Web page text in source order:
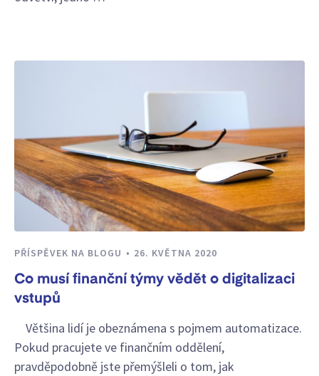
PŘÍSPĚVEK NA BLOGU 26. KVĚTNA 2020
Co musí finanční týmy vědět o digitalizaci
vstupů
Většina lidí je obeznámena s pojmem automatizace.
Pokud pracujete ve finančním oddělení,
pravděpodobně jste přemýšleli o tom, jak